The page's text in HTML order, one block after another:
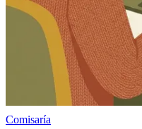
Comisaría